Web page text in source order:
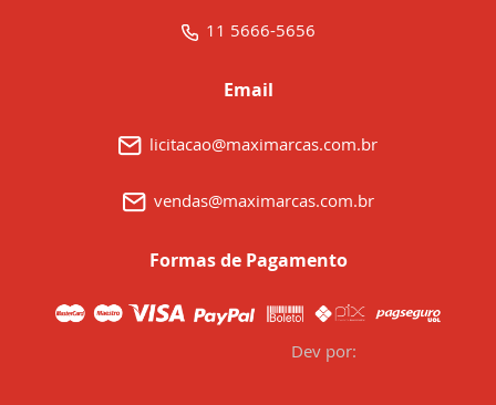
11 5666-5656
Email
licitacao@maximarcas.com.br
vendas@maximarcas.com.br
Formas de Pagamento
Dev por: